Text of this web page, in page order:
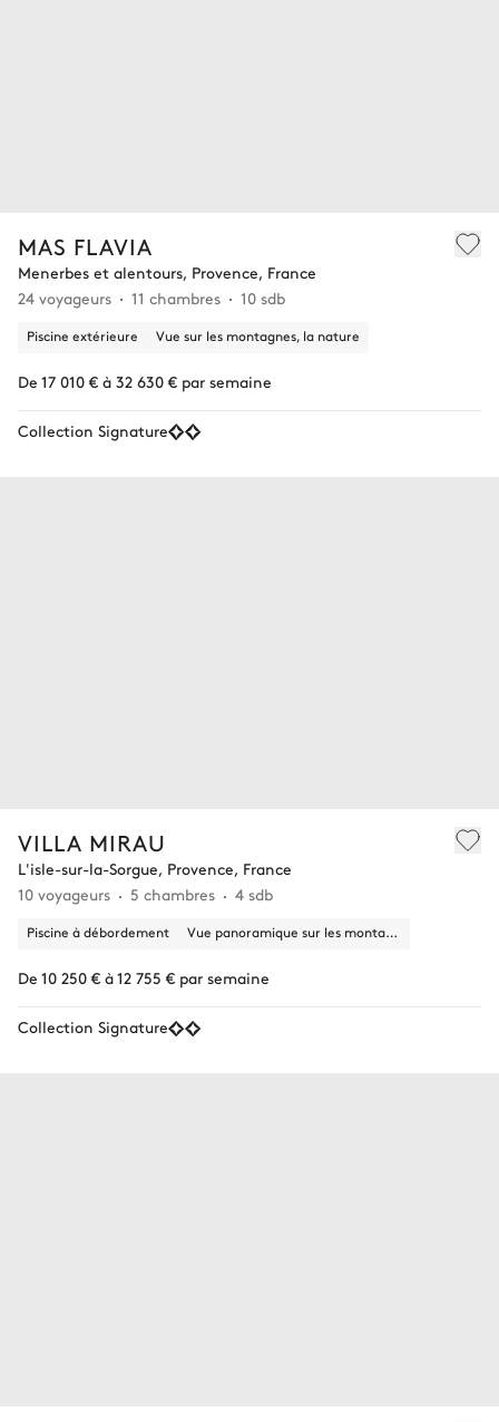
MAS FLAVIA
Menerbes et alentours, Provence, France
24 voyageurs
11 chambres 10 sdb
Piscine extérieure Vue sur les montagnes, la nature
De 17 010 € à 32 630 € par semaine
Collection Signature
VILLA MIRAU
L'isle-sur-la-Sorgue, Provence, France
10 voyageurs
5 chambres 4 sdb
Piscine à débordement Vue panoramique sur les montagnes, la nature
De 10 250 € à 12 755 € par semaine
Collection Signature